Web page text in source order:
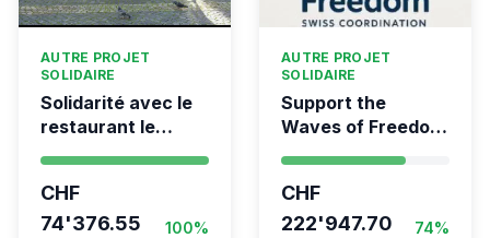
AUTRE PROJET
SOLIDAIRE
Solidarité avec le
restaurant le
CHF
74'376.55
100%
AUTRE PROJET
SOLIDAIRE
Support the
Waves of Freedom
the Global
Movement to Gaza
CHF
222'947.70
74%